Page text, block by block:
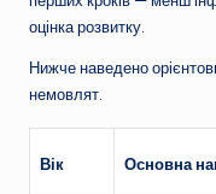
оцінка розвитку.
Нижче наведено
немовлят.
Вік Основна